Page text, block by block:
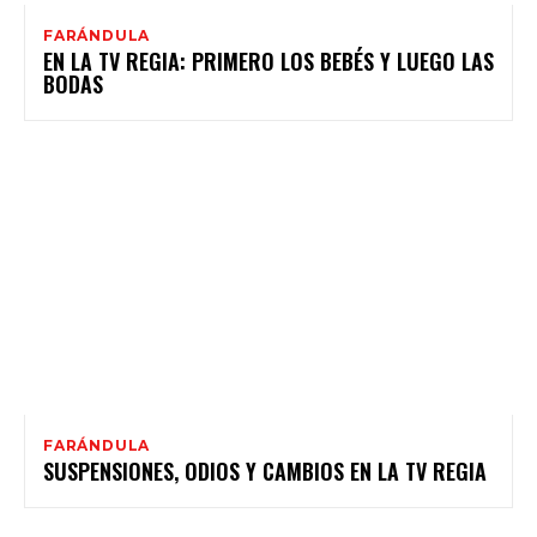
FARÁNDULA
EN LA TV REGIA: PRIMERO LOS BEBÉS Y LUEGO LAS
BODAS
FARÁNDULA
SUSPENSIONES, ODIOS Y CAMBIOS EN LA TV REGIA